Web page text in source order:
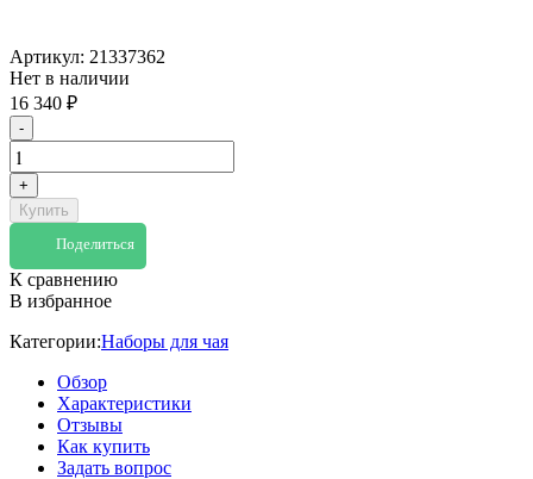
Артикул: 21337362
Нет в наличии
16 340 ₽
-
+
Купить
Поделиться
К сравнению
В избранное
Категории:Наборы для чая
Обзор
Характеристики
Отзывы
Как купить
Задать вопрос